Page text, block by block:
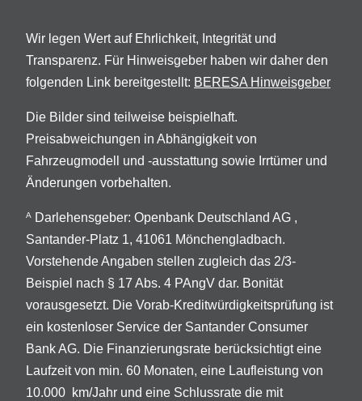
Wir legen Wert auf Ehrlichkeit, Integrität und
Transparenz. Für Hinweisgeber haben wir daher den
folgenden Link bereitgestellt: BERESA Hinweisgeber
Die Bilder sind teilweise beispielhaft.
Preisabweichungen in Abhängigkeit von
Fahrzeugmodell und -ausstattung sowie Irrtümer und
Änderungen vorbehalten.
A
Darlehensgeber: Openbank Deutschland AG ,
Santander-Platz 1, 41061 Mönchengladbach.
Vorstehende Angaben stellen zugleich das 2/3-
Beispiel nach § 17 Abs. 4 PAngV dar. Bonität
vorausgesetzt. Die Vorab-Kreditwürdigkeitsprüfung ist
ein kostenloser Service der Santander Consumer
Bank AG. Die Finanzierungsrate berücksichtigt eine
Laufzeit von min. 60 Monaten, eine Laufleistung von
10.000 km/Jahr und eine Schlussrate die mit